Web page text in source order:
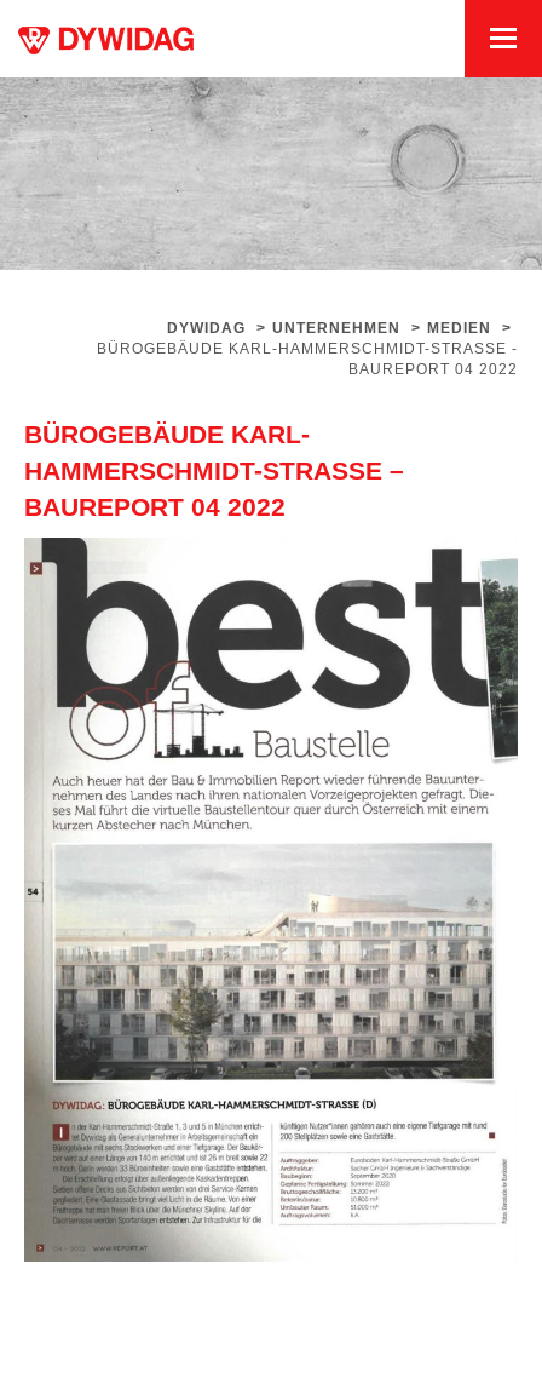
DYWIDAG > UNTERNEHMEN > MEDIEN
>
BÜROGEBÄUDE KARL-HAMMERSCHMIDT-STRASSE - B
AUREPORT 04 2022
BÜROGEBÄUDE KARL-
HAMMERSCHMIDT-STRASSE – B
AUREPORT 04 2022